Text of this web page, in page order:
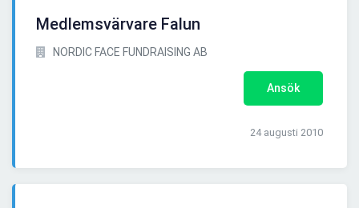
Medlemsvärvare Falun
NORDIC FACE FUNDRAISING AB
Ansök
24 augusti 2010